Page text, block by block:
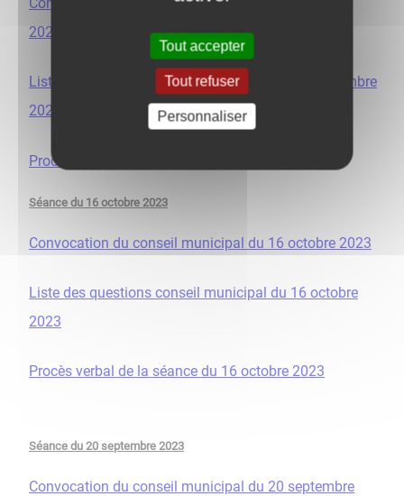
2023
Liste des questions conseil municipal du 29 novembre
2023
Procès verbal de la séance du 29 novembre 2023
Séance du 16 octobre 2023
Convocation du conseil municipal du 16 octobre 2023
Liste des questions conseil municipal du 16 octobre
2023
Procès verbal de la séance du 16 octobre 2023
Séance du 20 septembre 2023
Convocation du conseil municipal du 20 septembre
Tout accepter
Tout refuser
Personnaliser